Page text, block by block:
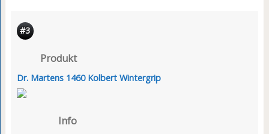
#3
Produkt
Dr. Martens 1460 Kolbert Wintergrip
Info